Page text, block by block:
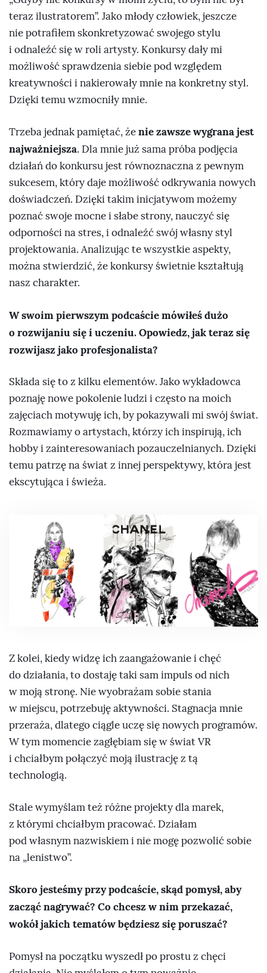
teraz ilustratorem”. Jako młody człowiek, jeszcze
nie potrafiłem skonkretyzować swojego stylu
i odnaleźć się w roli artysty. Konkursy dały mi
możliwość sprawdzenia siebie pod względem
kreatywności i nakierowały mnie na konkretny styl.
Dzięki temu wzmocniły mnie.
Trzeba jednak pamiętać, żenie zawsze wygrana jest
najważniejsza. Dla mnie już sama próba podjęcia
działań do konkursu jest równoznaczna z pewnym
sukcesem, który daje możliwość odkrywania nowych
doświadczeń. Dzięki takim inicjatywom możemy
poznać swoje mocne i słabe strony, nauczyć się
odporności na stres, i odnaleźć swój własny styl
projektowania. Analizując te wszystkie aspekty,
można stwierdzić, że konkursy świetnie kształtują
nasz charakter.
W swoim pierwszym podcaście mówiłeś dużo
o rozwijaniu się i uczeniu. Opowiedz, jak teraz się
rozwijasz jako profesjonalista?
Składa się to z kilku elementów. Jako wykładowca
poznaję nowe pokolenie ludzi i często na moich
zajęciach motywuję ich, by pokazywali mi swój świat.
Rozmawiamy o artystach, którzy ich inspirują, ich
hobby i zainteresowaniach pozauczelnianych. Dzięki
temu patrzę na świat z innej perspektywy, która jest
ekscytująca i świeża.
Z kolei, kiedy widzę ich zaangażowanie i chęć
do działania, to dostaję taki sam impuls od nich
w moją stronę. Nie wyobrażam sobie stania
w miejscu, potrzebuję aktywności. Stagnacja mnie
przeraża, dlatego ciągle uczę się nowych programów.
W tym momencie zagłębiam się w świat VR
i chciałbym połączyć moją ilustrację z tą
technologią.
Stale wymyślam też różne projekty dla marek,
z którymi chciałbym pracować. Działam
pod własnym nazwiskiem i nie mogę pozwolić sobie
na „lenistwo”.
Skoro jesteśmy przy podcaście, skąd pomysł, aby
zacząć nagrywać? Co chcesz w nim przekazać,
wokół jakich tematów będziesz się poruszać?
Pomysł na początku wyszedł po prostu z chęci